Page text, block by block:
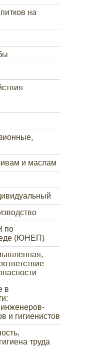
на
и маслам
по
(ЮНЕП)
в
инженеров-
и гигиенистов
труда